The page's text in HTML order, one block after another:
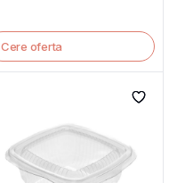
Cere oferta